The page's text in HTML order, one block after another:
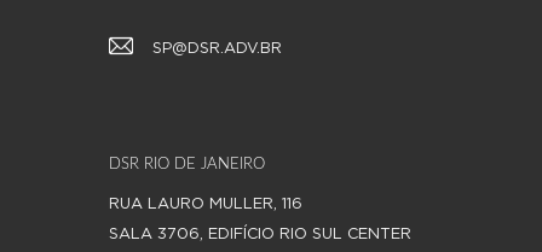
SP@DSR.ADV.BR
DSR RIO DE JANEIRO
RUA LAURO MULLER, 116
SALA 3706, EDIFÍCIO RIO SUL CENTER